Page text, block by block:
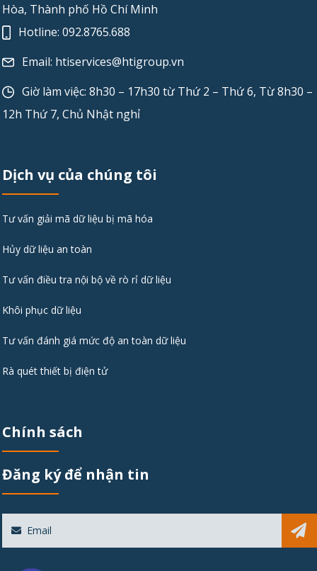
Hòa, Thành phố Hồ Chí Minh
Hotline:092.8765.688
Email: htiservices@htigroup.vn
Giờ làm việc: 8h30 – 17h30 từ Thứ 2 – Thứ 6, Từ 8h30 –
12h Thứ 7, Chủ Nhật nghỉ
Dịch vụ của chúng tôi
Tư vấn giải mã dữ liệu bị mã hóa
Hủy dữ liệu an toàn
Tư vấn điều tra nội bộ về rò rỉ dữ liệu
Khôi phục dữ liệu
Tư vấn đánh giá mức độ an toàn dữ liệu
Rà quét thiết bị điện tử
Chính sách
Đăng ký để nhận tin
Sub